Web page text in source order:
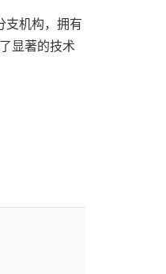
支机构，拥有
显著的技术